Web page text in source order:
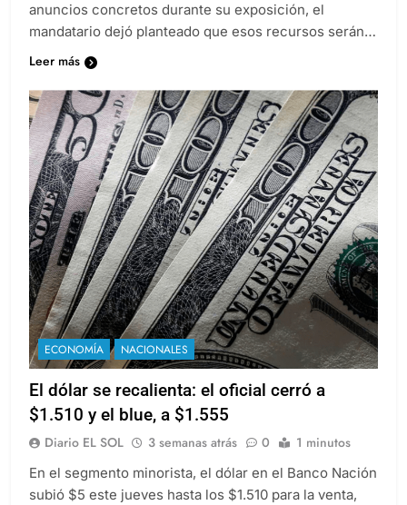
anuncios concretos durante su exposición, el
mandatario dejó planteado que esos recursos serán…
Leer más
ECONOMÍA NACIONALES
El dólar se recalienta: el oficial cerró a
$1.510 y el blue, a $1.555
Diario EL SOL 3 semanas atrás 0 1 minutos
En el segmento minorista, el dólar en el Banco Nación
subió $5 este jueves hasta los $1.510 para la venta,